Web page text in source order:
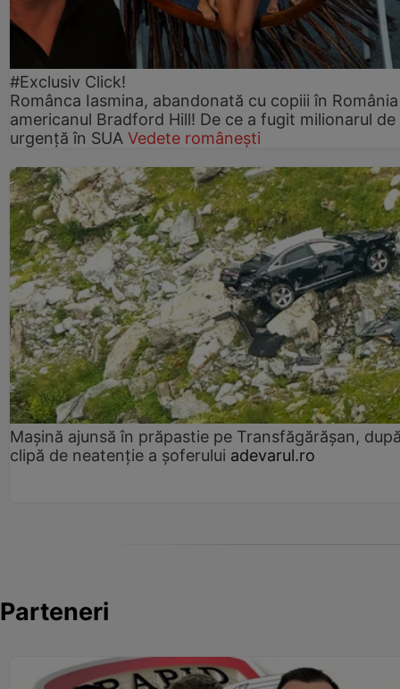
#Exclusiv Click!
Românca Iasmina, abandonată cu copiii în
americanul Bradford Hill! De ce a fugit milionarul de
urgență în SUA Vedete românești
Mașină ajunsă în prăpastie pe Transfăgărășan,
clipă de neatenție a șoferului adevarul.ro
Parteneri